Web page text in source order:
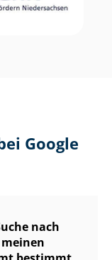
Google
nach